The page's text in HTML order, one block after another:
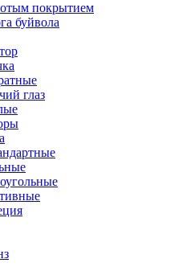
покрытием
буйвола
глаз